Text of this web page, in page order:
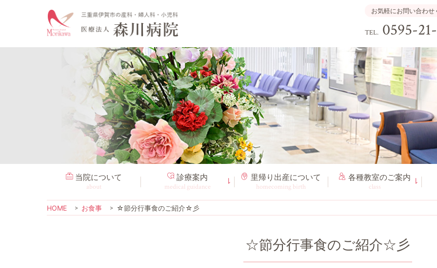
お気軽にお問い合わせ
TEL. 0595-
当院について
about
診療案内
medical guidance
里帰り出産について
homecoming birth
各種教室のご案内
class
HOME お食事 ☆節分行事食のご紹介☆彡
☆節分行事食のご紹介☆彡